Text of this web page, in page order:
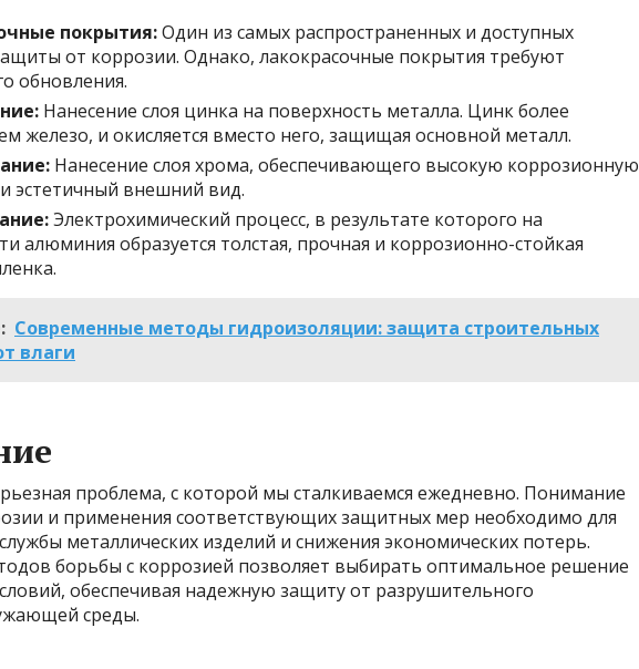
покрытия:Один из самых распространенных и доступных
от коррозии. Однако, лакокрасочные покрытия требуют
обновления.
Нанесение слоя цинка на поверхность металла. Цинк более
железо, и окисляется вместо него, защищая основной металл.
Нанесение слоя хрома, обеспечивающего высокую коррозионную
эстетичный внешний вид.
Электрохимический процесс, в результате которого на
алюминия образуется толстая, прочная и коррозионно-стойкая
Современные методы гидроизоляции: защита строительных
влаги
проблема, с которой мы сталкиваемся ежедневно. Понимание
и применения соответствующих защитных мер необходимо для
металлических изделий и снижения экономических потерь.
борьбы с коррозией позволяет выбирать оптимальное решение
обеспечивая надежную защиту от разрушительного
среды.